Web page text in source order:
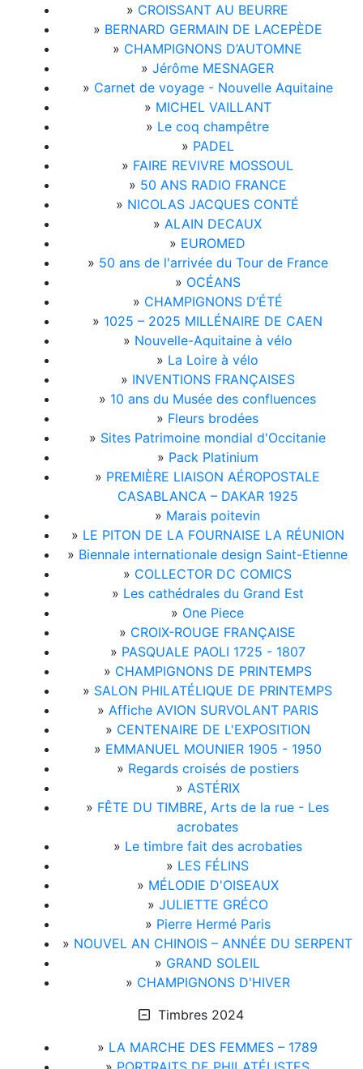
» CROISSANT AU BEURRE
» BERNARD GERMAIN DE LACEPÈDE
» CHAMPIGNONS D’AUTOMNE
» Jérôme MESNAGER
» Carnet de voyage - Nouvelle Aquitaine
» MICHEL VAILLANT
» Le coq champêtre
» PADEL
» FAIRE REVIVRE MOSSOUL
» 50 ANS RADIO FRANCE
» NICOLAS JACQUES CONTÉ
» ALAIN DECAUX
» EUROMED
» 50 ans de l'arrivée du Tour de France
» OCÉANS
» CHAMPIGNONS D’ÉTÉ
» 1025 – 2025 MILLÉNAIRE DE CAEN
» Nouvelle-Aquitaine à vélo
» La Loire à vélo
» INVENTIONS FRANÇAISES
» 10 ans du Musée des confluences
» Fleurs brodées
» Sites Patrimoine mondial d'Occitanie
» Pack Platinium
» PREMIÈRE LIAISON AÉROPOSTALE
CASABLANCA – DAKAR 1925
» Marais poitevin
» LE PITON DE LA FOURNAISE LA RÉUNION
» Biennale internationale design Saint-Etienne
» COLLECTOR DC COMICS
» Les cathédrales du Grand Est
» One Piece
» CROIX-ROUGE FRANÇAISE
» PASQUALE PAOLI 1725 - 1807
» CHAMPIGNONS DE PRINTEMPS
» SALON PHILATÉLIQUE DE PRINTEMPS
» Affiche AVION SURVOLANT PARIS
» CENTENAIRE DE L'EXPOSITION
» EMMANUEL MOUNIER 1905 - 1950
» Regards croisés de postiers
» ASTÉRIX
» FÊTE DU TIMBRE, Arts de la rue - Les
acrobates
» Le timbre fait des acrobaties
» LES FÉLINS
» MÉLODIE D'OISEAUX
» JULIETTE GRÉCO
» Pierre Hermé Paris
» NOUVEL AN CHINOIS – ANNÉE DU SERPENT
» GRAND SOLEIL
» CHAMPIGNONS D'HIVER
Timbres 2024
» LA MARCHE DES FEMMES – 1789